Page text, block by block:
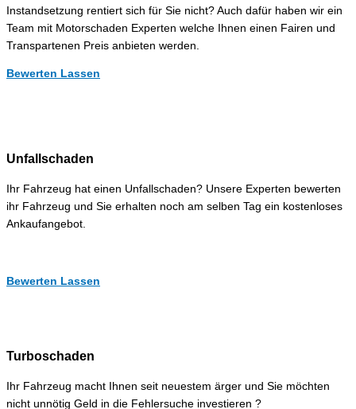
Instandsetzung rentiert sich für Sie nicht? Auch dafür haben wir ein
Team mit Motorschaden Experten welche Ihnen einen Fairen und
Transpartenen Preis anbieten werden.
Bewerten Lassen
Unfallschaden
Ihr Fahrzeug hat einen Unfallschaden? Unsere Experten bewerten
ihr Fahrzeug und Sie erhalten noch am selben Tag ein kostenloses
Ankaufangebot.
Bewerten Lassen
Turboschaden
Ihr Fahrzeug macht Ihnen seit neuestem ärger und Sie möchten
nicht unnötig Geld in die Fehlersuche investieren ?